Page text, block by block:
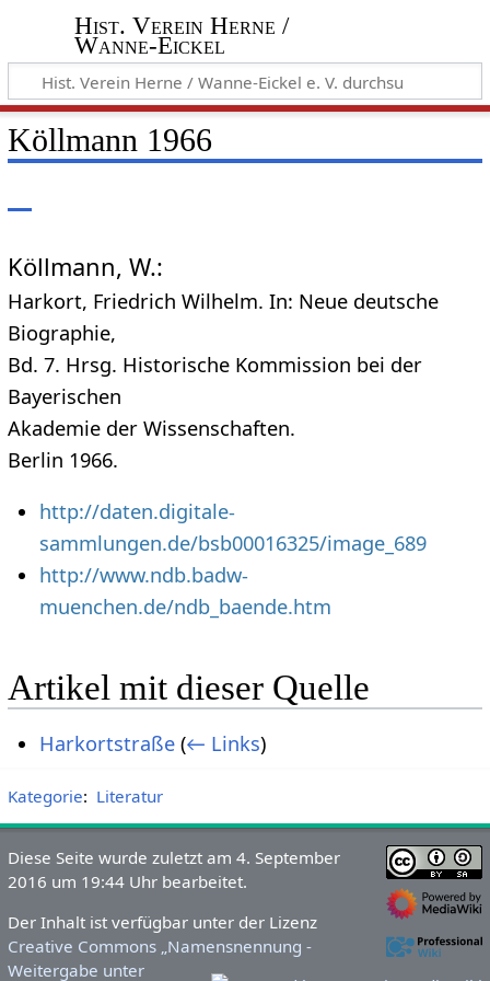
Hist. Verein Herne /
Wanne-Eickel
Köllmann 1966
Köllmann, W.:
Harkort, Friedrich Wilhelm. In: Neue deutsche
Biographie,
Bd. 7. Hrsg. Historische Kommission bei der
Bayerischen
Akademie der Wissenschaften.
Berlin 1966.
http://daten.digitale-
sammlungen.de/bsb00016325/image_689
http://www.ndb.badw-
muenchen.de/ndb_baende.htm
Artikel mit dieser Quelle
Harkortstraße (← Links)
Kategorie: Literatur
Diese Seite wurde zuletzt am 4. September
2016 um 19:44 Uhr bearbeitet.
Der Inhalt ist verfügbar unter der Lizenz
Creative Commons „Namensnennung -
Weitergabe unter